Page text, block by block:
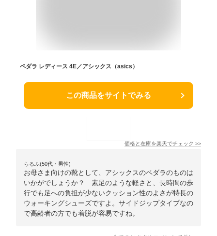
ペダラ レディース 4E／アシックス（asics）
この商品をサイトでみる
価格と在庫を楽天でチェック >>
らるふ(50代・男性)
お母さま向けの靴として、アシックスのペダラのものは
いかがでしょうか？ 素足のような軽さと、長時間の歩
行でも足への負担が少ないクッション性のよさが特長の
ウォーキングシューズですよ。サイドジップタイプなの
で高齢者の方でも着脱が容易ですね。